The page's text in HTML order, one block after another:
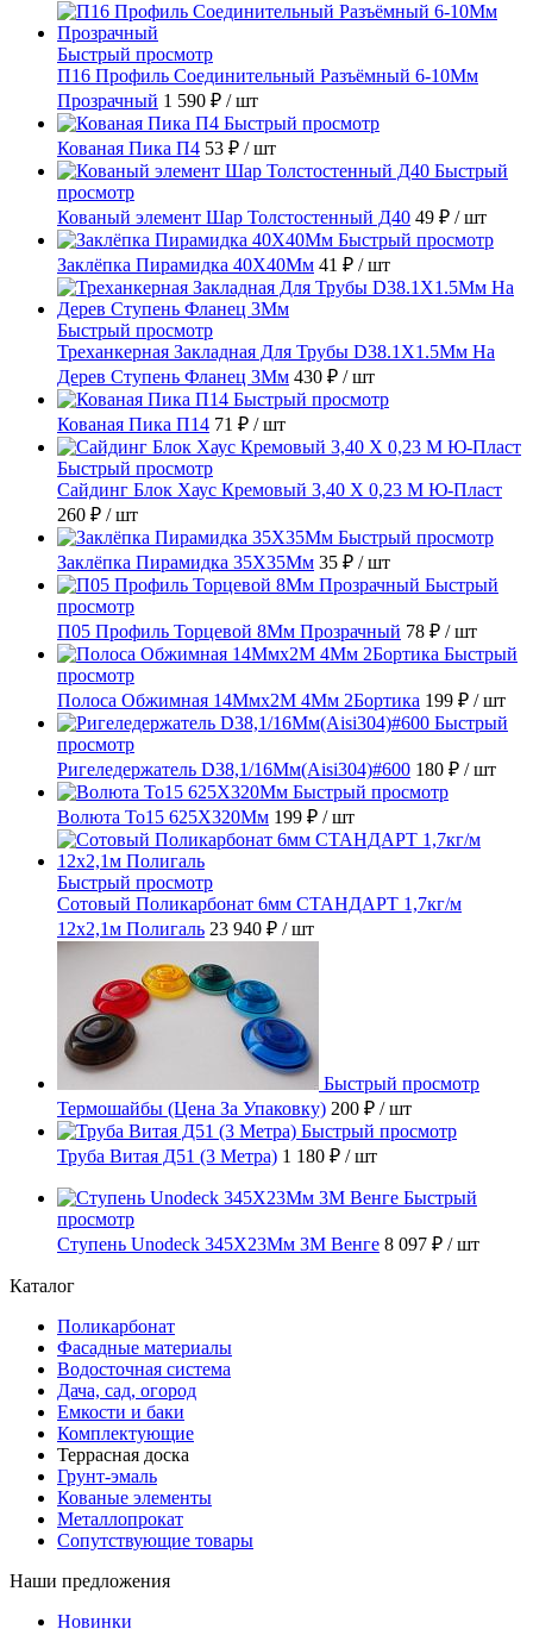
Быстрый просмотр
П16 Профиль Соединительный Разъёмный 6-10Мм
Прозрачный 1 590 ₽ / шт
Быстрый просмотр
Кованая Пика П4 53 ₽ / шт
Быстрый
просмотр
Кованый элемент Шар Толстостенный Д40 49 ₽ / шт
Быстрый просмотр
Заклёпка Пирамидка 40X40Мм 41 ₽ / шт
Быстрый просмотр
Треханкерная Закладная Для Трубы D38.1Х1.5Мм На
Дерев Ступень Фланец 3Мм 430 ₽ / шт
Быстрый просмотр
Кованая Пика П14 71 ₽ / шт
Быстрый просмотр
Сайдинг Блок Хаус Кремовый 3,40 Х 0,23 М Ю-Пласт
260 ₽ / шт
Быстрый просмотр
Заклёпка Пирамидка 35X35Мм 35 ₽ / шт
Быстрый
просмотр
П05 Профиль Торцевой 8Мм Прозрачный 78 ₽ / шт
Быстрый
просмотр
Полоса Обжимная 14Ммх2М 4Мм 2Бортика 199 ₽ / шт
Быстрый
просмотр
Ригеледержатель D38,1/16Мм(Aisi304)#600 180 ₽ / шт
Быстрый просмотр
Волюта То15 625X320Мм 199 ₽ / шт
Быстрый просмотр
Сотовый Поликарбонат 6мм СТАНДАРТ 1,7кг/м
12х2,1м Полигаль 23 940 ₽ / шт
Быстрый просмотр
Термошайбы (Цена За Упаковку) 200 ₽ / шт
Быстрый просмотр
Труба Витая Д51 (3 Метра) 1 180 ₽ / шт
Быстрый
просмотр
Ступень Unodeck 345X23Мм 3М Венге 8 097 ₽ / шт
Каталог
Поликарбонат
Фасадные материалы
Водосточная система
Дача, сад, огород
Емкости и баки
Комплектующие
Террасная доска
Грунт-эмаль
Кованые элементы
Металлопрокат
Сопутствующие товары
Наши предложения
Новинки